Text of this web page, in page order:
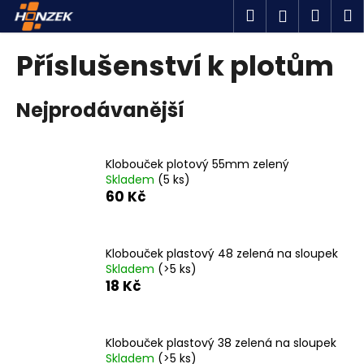
Přejít
obsah
Hledat
Příslušenství k plotům
Nejprodávanější
Klobouček plotový 55mm zelený
Skladem (5 ks)
60 Kč
Klobouček plastový 48 zelená na sloupek
Skladem (>5 ks)
18 Kč
Klobouček plastový 38 zelená na sloupek
Skladem (>5 ks)
o
o